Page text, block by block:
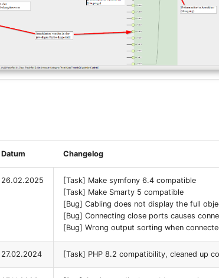
Datum Changelog
26.02.2025
[Task] Make symfony 6.4 compatible
[Task] Make Smarty 5 compatible
[Bug] Cabling does not display the full
[Bug] Connecting close ports causes
[Bug] Wrong output sorting when
27.02.2024 [Task] PHP 8.2 compatibility, cleaned up